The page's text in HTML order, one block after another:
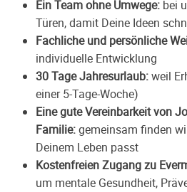
Ein Team ohne Umwege: bei
Türen, damit Deine Ideen
Fachliche und persönliche
individuelle Entwicklung
30 Tage Jahresurlaub:weil
einer 5-Tage-Woche)
Eine gute Vereinbarkeit von
Familie:gemeinsam finden
Deinem Leben passt
Kostenfreien Zugang zu
um mentale Gesundheit,